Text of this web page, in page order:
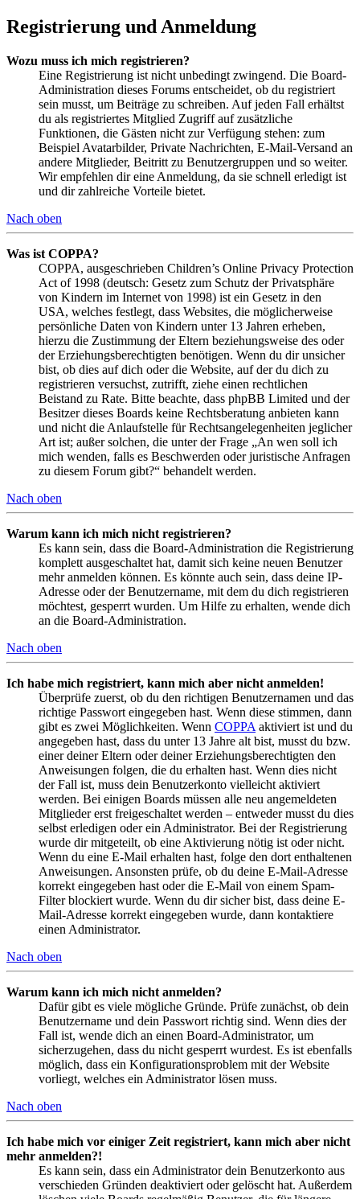
Registrierung und Anmeldung
Wozu muss ich mich registrieren?
Eine Registrierung ist nicht unbedingt zwingend. Die Board-
Administration dieses Forums entscheidet, ob du registriert
sein musst, um Beiträge zu schreiben. Auf jeden Fall erhältst
du als registriertes Mitglied Zugriff auf zusätzliche
Funktionen, die Gästen nicht zur Verfügung stehen: zum
Beispiel Avatarbilder, Private Nachrichten, E-Mail-Versand an
andere Mitglieder, Beitritt zu Benutzergruppen und so weiter.
Wir empfehlen dir eine Anmeldung, da sie schnell erledigt ist
und dir zahlreiche Vorteile bietet.
Nach oben
Was ist COPPA?
COPPA, ausgeschrieben Children’s Online Privacy Protection
Act of 1998 (deutsch: Gesetz zum Schutz der Privatsphäre
von Kindern im Internet von 1998) ist ein Gesetz in den
USA, welches festlegt, dass Websites, die möglicherweise
persönliche Daten von Kindern unter 13 Jahren erheben,
hierzu die Zustimmung der Eltern beziehungsweise des oder
der Erziehungsberechtigten benötigen. Wenn du dir unsicher
bist, ob dies auf dich oder die Website, auf der du dich zu
registrieren versuchst, zutrifft, ziehe einen rechtlichen
Beistand zu Rate. Bitte beachte, dass phpBB Limited und der
Besitzer dieses Boards keine Rechtsberatung anbieten kann
und nicht die Anlaufstelle für Rechtsangelegenheiten jeglicher
Art ist; außer solchen, die unter der Frage „An wen soll ich
mich wenden, falls es Beschwerden oder juristische Anfragen
zu diesem Forum gibt?“ behandelt werden.
Nach oben
Warum kann ich mich nicht registrieren?
Es kann sein, dass die Board-Administration die Registrierung
komplett ausgeschaltet hat, damit sich keine neuen Benutzer
mehr anmelden können. Es könnte auch sein, dass deine IP-
Adresse oder der Benutzername, mit dem du dich registrieren
möchtest, gesperrt wurden. Um Hilfe zu erhalten, wende dich
an die Board-Administration.
Nach oben
Ich habe mich registriert, kann mich aber nicht anmelden!
Überprüfe zuerst, ob du den richtigen Benutzernamen und das
richtige Passwort eingegeben hast. Wenn diese stimmen, dann
gibt es zwei Möglichkeiten. Wenn COPPA aktiviert ist und du
angegeben hast, dass du unter 13 Jahre alt bist, musst du bzw.
einer deiner Eltern oder deiner Erziehungsberechtigten den
Anweisungen folgen, die du erhalten hast. Wenn dies nicht
der Fall ist, muss dein Benutzerkonto vielleicht aktiviert
werden. Bei einigen Boards müssen alle neu angemeldeten
Mitglieder erst freigeschaltet werden – entweder musst du dies
selbst erledigen oder ein Administrator. Bei der Registrierung
wurde dir mitgeteilt, ob eine Aktivierung nötig ist oder nicht.
Wenn du eine E-Mail erhalten hast, folge den dort enthaltenen
Anweisungen. Ansonsten prüfe, ob du deine E-Mail-Adresse
korrekt eingegeben hast oder die E-Mail von einem Spam-
Filter blockiert wurde. Wenn du dir sicher bist, dass deine E-
Mail-Adresse korrekt eingegeben wurde, dann kontaktiere
einen Administrator.
Nach oben
Warum kann ich mich nicht anmelden?
Dafür gibt es viele mögliche Gründe. Prüfe zunächst, ob dein
Benutzername und dein Passwort richtig sind. Wenn dies der
Fall ist, wende dich an einen Board-Administrator, um
sicherzugehen, dass du nicht gesperrt wurdest. Es ist ebenfalls
möglich, dass ein Konfigurationsproblem mit der Website
vorliegt, welches ein Administrator lösen muss.
Nach oben
Ich habe mich vor einiger Zeit registriert, kann mich aber nicht
mehr anmelden?!
Es kann sein, dass ein Administrator dein Benutzerkonto aus
verschieden Gründen deaktiviert oder gelöscht hat. Außerdem